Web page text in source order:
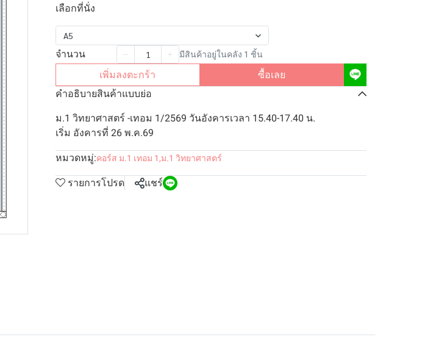
เลือกที่นั่ง
A5
จำนวน มีสินค้าอยู่ในคลัง 1 ชิ้น
เพิ่มลงตะกร้า
ซื้อเลย
คำอธิบายสินค้าแบบย่อ
ม.1 วิทยาศาสตร์ -เทอม 1/2569 วันอังคารเวลา 15.40-17.40 น.
เริ่ม อังคารที่ 26 พ.ค.69
หมวดหมู่:คอร์ส ม.1 เทอม 1 ,ม.1 วิทยาศาสตร์
รายการโปรด แชร์